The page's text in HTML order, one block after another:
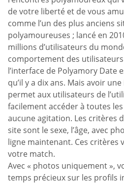
de votre liberté et de vous
comme l’un des plus anciens
polyamoureuses ; lancé en
millions d’utilisateurs du
comportement des utilisateurs
l’interface de Polyamory Date
qu’il y a dix ans. Mais avoir
permet aux utilisateurs de
facilement accéder à toutes
aucune agitation. Les critères
site sont le sexe, l’âge, avec
ligne maintenant. Ces critères
votre match.
Avec « photos uniquement »,
temps précieux sur les profils